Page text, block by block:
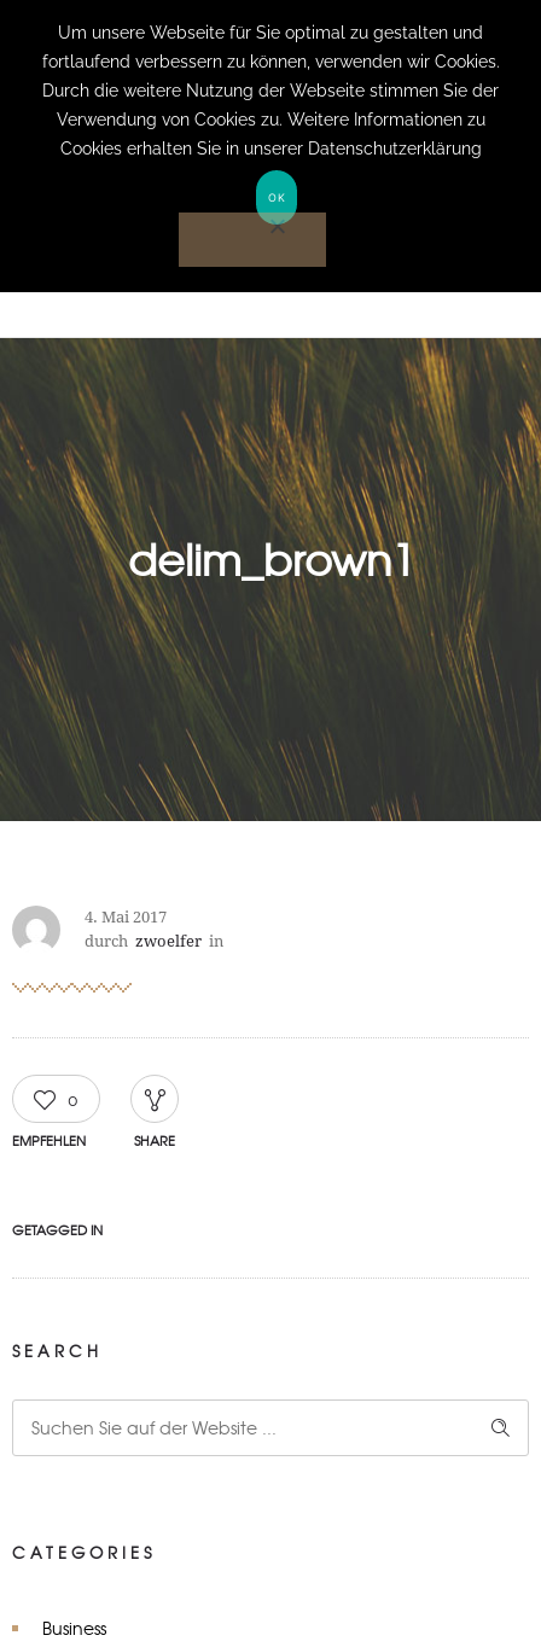
+49 (0) 151 19079060 info@privatpraxis-
bertram.de
Anmelden auf Website
delim_brown1
4. Mai 2017
durch zwoelfer in
0
EMPFEHLEN SHARE
GETAGGED IN
SEARCH
CATEGORIES
Business
Um unsere Webseite für Sie optimal zu gestalten und
fortlaufend verbessern zu können, verwenden wir Cookies.
Durch die weitere Nutzung der Webseite stimmen Sie der
Verwendung von Cookies zu. Weitere Informationen zu
Cookies erhalten Sie in unserer Datenschutzerklärung
OK